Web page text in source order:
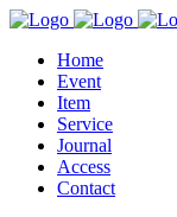
Home
Event
Item
Service
Journal
Access
Contact